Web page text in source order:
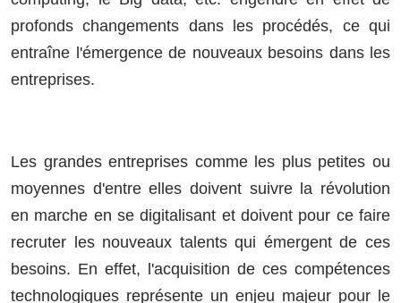
profonds changements dans les procédés, ce qui
entraîne l'émergence de nouveaux besoins dans les
entreprises.
Les grandes entreprises comme les plus petites ou
moyennes d'entre elles doivent suivre la révolution
en marche en se digitalisant et doivent pour ce faire
recruter les nouveaux talents qui émergent de ces
besoins. En effet, l'acquisition de ces compétences
technologiques représente un enjeu majeur pour le